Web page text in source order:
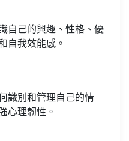
自己的興趣、性格、優
自我效能感。
識別和管理自己的情
心理韌性。